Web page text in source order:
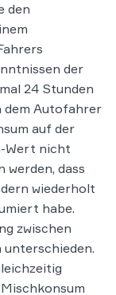
den
der
24 Stunden
dem Autofahrer
auf der
Wert nicht
werden, dass
wiederholt
habe.
zwischen
unterschieden.